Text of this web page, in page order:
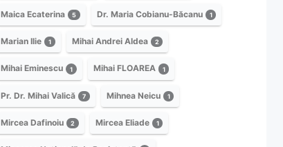
Maica Ecaterina 5 Dr. Maria Cobianu-Băcanu 1
Marian Ilie 1 Mihai Andrei Aldea 2
Mihai Eminescu 1 Mihai FLOAREA 1
Pr. Dr. Mihai Valică 7 Mihnea Neicu 1
Mircea Dafinoiu 2 Mircea Eliade 1